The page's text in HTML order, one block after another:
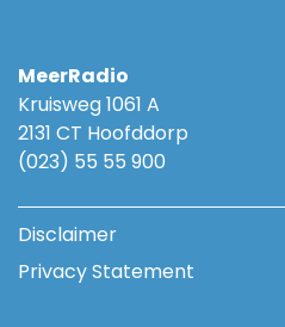
MeerRadio
Kruisweg 1061 A
2131 CT Hoofddorp
(023) 55 55 900
Disclaimer
Privacy Statement